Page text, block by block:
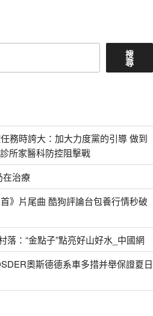
搜
尋
務時誇大：加大力度黨的引導 做到
所家醫科防控阻擊戰
在治療
》片尾曲 酷狗評論台包養行情秒破
落：“金點子”點亮好山好水_中國網
奧斯德德系車多措并舉保證夏日